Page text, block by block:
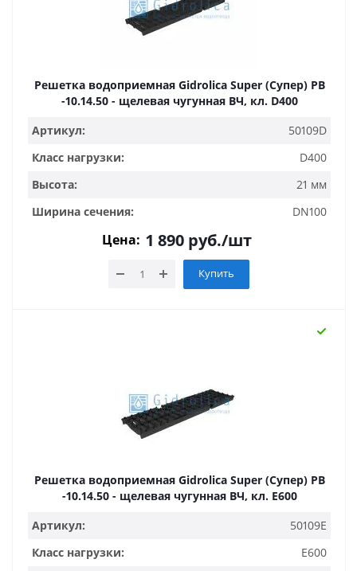
Решетка водоприемная Gidrolica Super (Супер) РВ
-10.14.50 - щелевая чугунная ВЧ, кл. D400
Артикул:
50109D
Класс нагрузки:
D400
Высота:
21 мм
Ширина сечения:
DN100
Цена: 1 890руб./шт
Купить
Решетка водоприемная Gidrolica Super (Супер) РВ
-10.14.50 - щелевая чугунная ВЧ, кл. Е600
Артикул:
50109E
Класс нагрузки:
E600